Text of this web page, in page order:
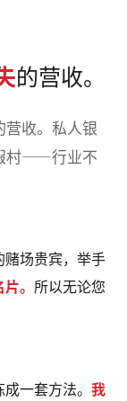
的营收。
收。私人银
村——行业不
场贵宾，举手
。 所以无论您
一套方法。 我